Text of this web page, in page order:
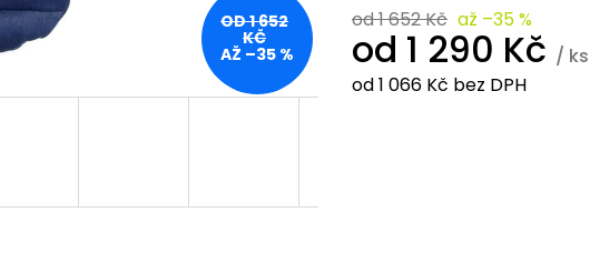
od 1 652 Kč až –35 %
od 1 290 Kč / ks
od1 066 Kč bez DPH
OD 1 652
KČ
AŽ –35 %